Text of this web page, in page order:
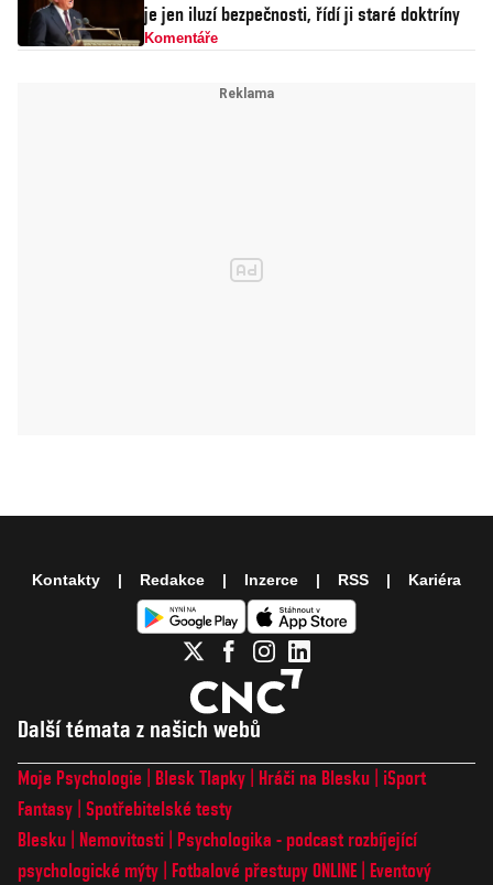
je jen iluzí bezpečnosti, řídí ji staré doktríny
Komentáře
Další témata z našich webů
Moje Psychologie Blesk Tlapky Hráči na Blesku
iSport
Fantasy Spotřebitelské testy
Blesku
Nemovitosti
Psychologika - podcast rozbíjející
psychologické mýty
Fotbalové přestupy ONLINE
Eventový
Kontakty Redakce Inzerce RSS Kariéra